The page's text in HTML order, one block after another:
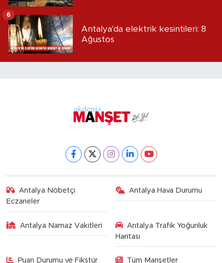
Antalya'da elektrik kesintileri: 8
Ağustos
6
Antalya Nöbetçi
Eczaneler
Antalya Hava Durumu
Antalya Namaz Vakitleri
Antalya Trafik Yoğunluk
Haritası
Puan Durumu ve Fikstür Tüm Manşetler